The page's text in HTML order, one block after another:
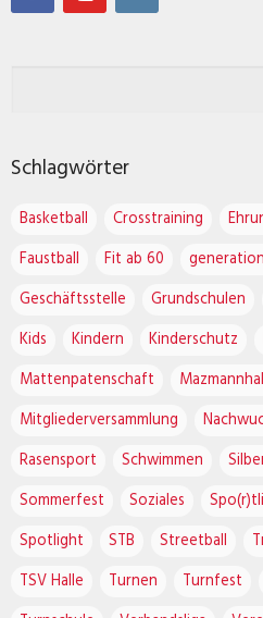
Schlagwörter
Basketball Crosstraining
Faustball
Fit ab 60
Geschäftsstelle
Grundschulen
Kids
Kindern Kinderschutz
Mattenpatenschaft
Mitgliederversammlung
Rasensport
Schwimmen
Sommerfest
Soziales
Spotlight
STB Streetball
TSV Halle
Turnen Turnfest